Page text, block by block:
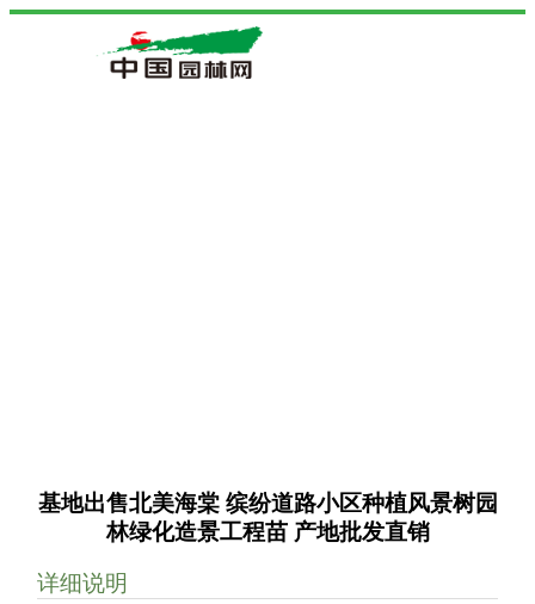
基地出售北美海棠 缤纷道路小区种植风景树园
林绿化造景工程苗 产地批发直销
详细说明